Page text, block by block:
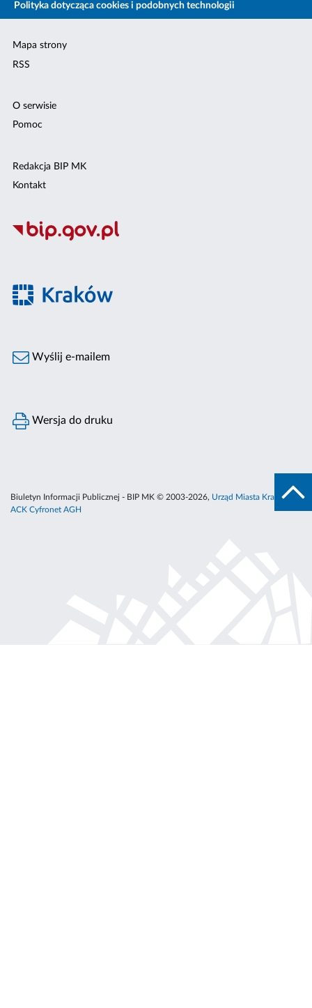
Polityka dotycząca cookies i podobnych technologii
Mapa strony
RSS
O serwisie
Pomoc
Redakcja BIP MK
Kontakt
Wyślij e-mailem
Wersja do druku
Biuletyn Informacji Publicznej - BIP MK © 2003-2026, Urząd Miasta Krakowa
ACK Cyfronet AGH